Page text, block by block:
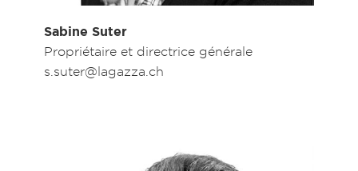
Sabine Suter
Propriétaire et directrice générale
s.suter@lagazza.ch